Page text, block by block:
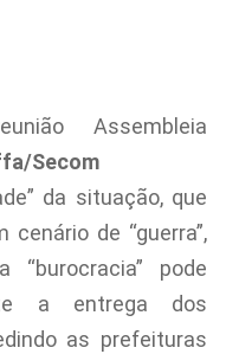
Assembleia
Secom
da situação, que
de “guerra”,
pode
a entrega dos
as prefeituras